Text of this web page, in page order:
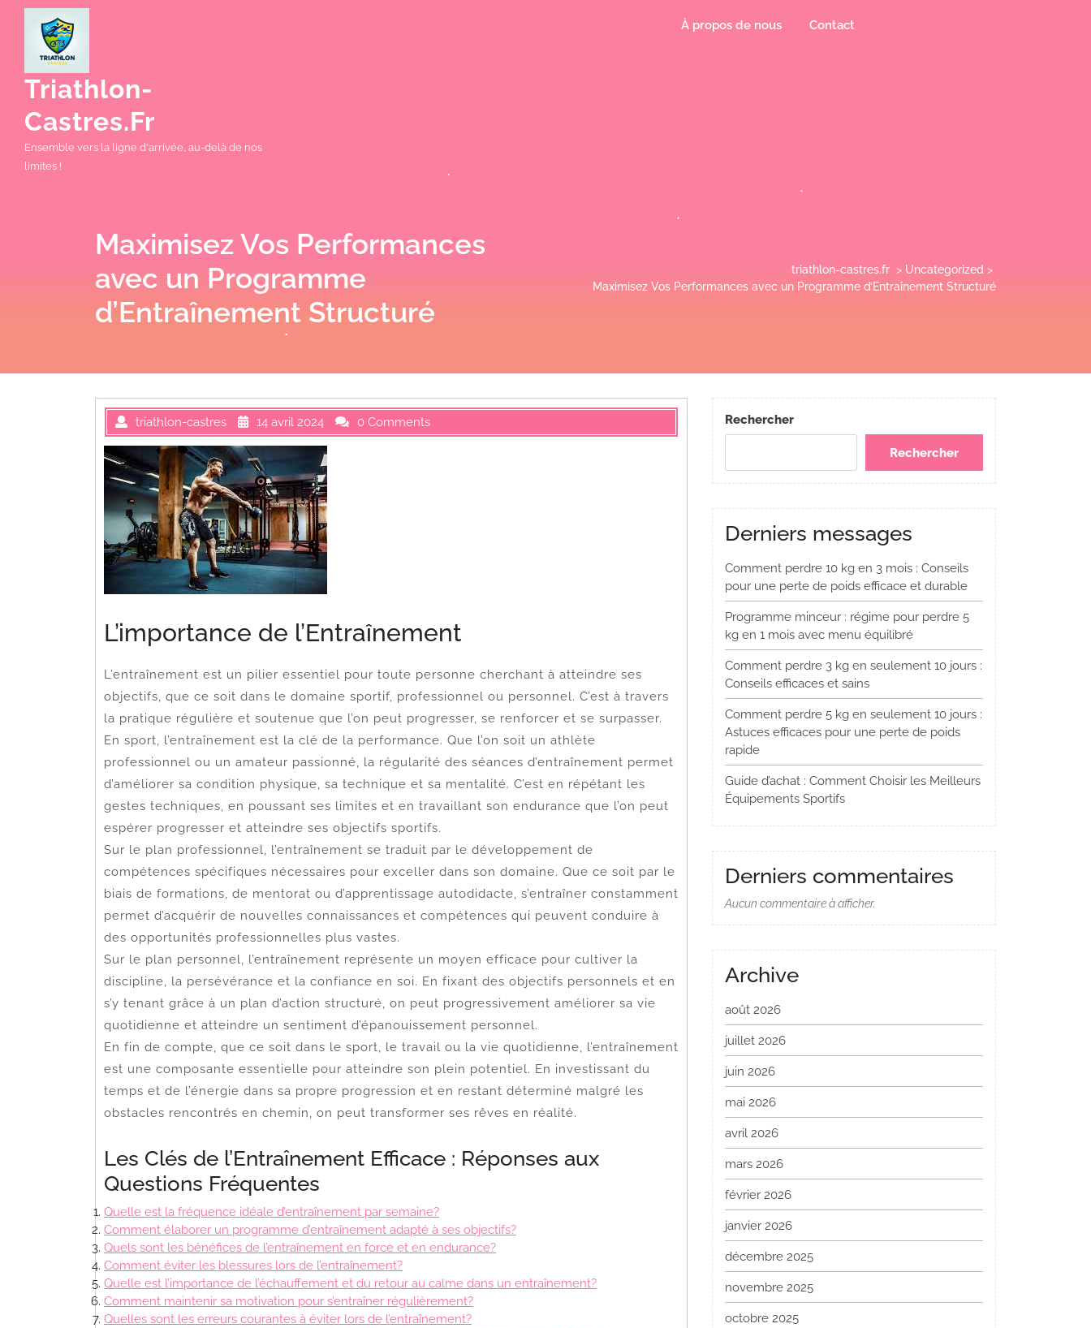
Triathlon-
Castres.fr
Ensemble vers la ligne d'arrivée, au-delà de nos
limites !
À propos de nous Contact
Maximisez Vos Performances
avec un Programme
d’Entraînement Structuré
triathlon-castres.fr > Uncategorized >
Maximisez Vos Performances avec un Programme d’Entraînement Structuré
triathlon-castres 14 avril 2024 0 Comments
L’importance de l’Entraînement
L’entraînement est un pilier essentiel pour toute personne cherchant à atteindre ses
objectifs, que ce soit dans le domaine sportif, professionnel ou personnel. C’est à travers
la pratique régulière et soutenue que l’on peut progresser, se renforcer et se surpasser.
En sport, l’entraînement est la clé de la performance. Que l’on soit un athlète
professionnel ou un amateur passionné, la régularité des séances d’entraînement permet
d’améliorer sa condition physique, sa technique et sa mentalité. C’est en répétant les
gestes techniques, en poussant ses limites et en travaillant son endurance que l’on peut
espérer progresser et atteindre ses objectifs sportifs.
Sur le plan professionnel, l’entraînement se traduit par le développement de
compétences spécifiques nécessaires pour exceller dans son domaine. Que ce soit par le
biais de formations, de mentorat ou d’apprentissage autodidacte, s’entraîner constamment
permet d’acquérir de nouvelles connaissances et compétences qui peuvent conduire à
des opportunités professionnelles plus vastes.
Sur le plan personnel, l’entraînement représente un moyen efficace pour cultiver la
discipline, la persévérance et la confiance en soi. En fixant des objectifs personnels et en
s’y tenant grâce à un plan d’action structuré, on peut progressivement améliorer sa vie
quotidienne et atteindre un sentiment d’épanouissement personnel.
En fin de compte, que ce soit dans le sport, le travail ou la vie quotidienne, l’entraînement
est une composante essentielle pour atteindre son plein potentiel. En investissant du
temps et de l’énergie dans sa propre progression et en restant déterminé malgré les
obstacles rencontrés en chemin, on peut transformer ses rêves en réalité.
Les Clés de l’Entraînement Efficace : Réponses aux
Questions Fréquentes
Quelle est la fréquence idéale d’entraînement par semaine?
Comment élaborer un programme d’entraînement adapté à ses objectifs?
Quels sont les bénéfices de l’entraînement en force et en endurance?
Comment éviter les blessures lors de l’entraînement?
Quelle est l’importance de l’échauffement et du retour au calme dans un entraînement?
Comment maintenir sa motivation pour s’entraîner régulièrement?
Quelles sont les erreurs courantes à éviter lors de l’entraînement?
Rechercher
Rechercher
Derniers messages
Comment perdre 10 kg en 3 mois : Conseils
pour une perte de poids efficace et durable
Programme minceur : régime pour perdre 5
kg en 1 mois avec menu équilibré
Comment perdre 3 kg en seulement 10 jours :
Conseils efficaces et sains
Comment perdre 5 kg en seulement 10 jours :
Astuces efficaces pour une perte de poids
rapide
Guide d’achat : Comment Choisir les Meilleurs
Équipements Sportifs
Derniers commentaires
Aucun commentaire à afficher.
Archive
août 2026
juillet 2026
juin 2026
mai 2026
avril 2026
mars 2026
février 2026
janvier 2026
décembre 2025
novembre 2025
octobre 2025